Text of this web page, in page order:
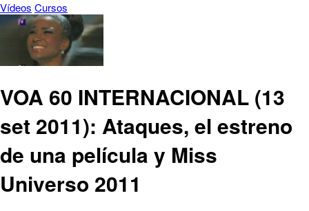
Vídeos Cursos
VOA 60 INTERNACIONAL (13
set 2011): Ataques, el estreno
de una película y Miss
Universo 2011